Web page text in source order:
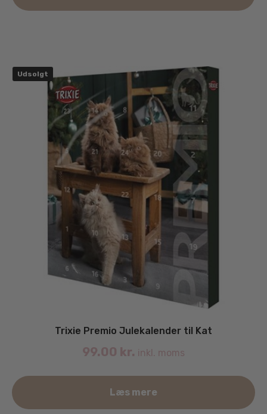
Udsolgt
Trixie Premio Julekalender til Kat
99.00 kr. inkl. moms
Læs mere